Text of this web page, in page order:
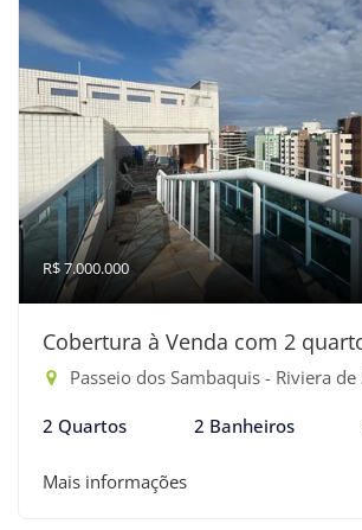
R$ 7.000.000
Cobertura à Venda com 2
Passeio dos Sambaquis - Riviera de São
2 Quartos 2 Banheiros
Mais informações